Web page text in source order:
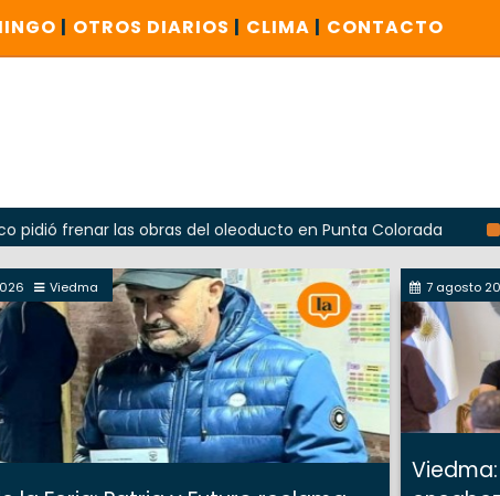
| OTROS DIARIOS | CLIMA | CONTACTO
las obras del oleoducto en Punta Colorada
El
Viedma 7 agosto